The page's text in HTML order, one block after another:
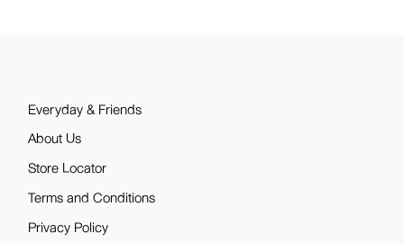
Everyday & Friends
About Us
Store Locator
Terms and Conditions
Privacy Policy